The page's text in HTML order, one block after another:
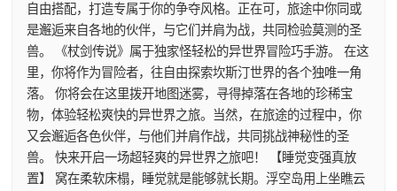
自由搭配，打造专属于你的争夺风格。正在可，旅途中你同或
是邂逅来自各地的伙伴，与它们并肩为战，共同检验莫测的圣
兽。 《杖剑传说》属于独家怪轻松的异世界冒险巧手游。 在这
里，你将作为冒险者，往自由探索坎斯汀世界的各个独唯一角
落。 你将会在这里拨开地图迷雾，寻得掉落在各地的珍稀宝
物，体验轻松爽快的异世界之旅。当然，在旅途的过程中，你
又会邂逅各色伙伴，与他们并肩作战，共同挑战神秘性的圣
兽。 快来开启一场超轻爽的异世界之旅吧！ 【睡觉变强真放
置】 窝在柔软床榻，睡觉就是能够就长期。浮空岛用上坐瞧云